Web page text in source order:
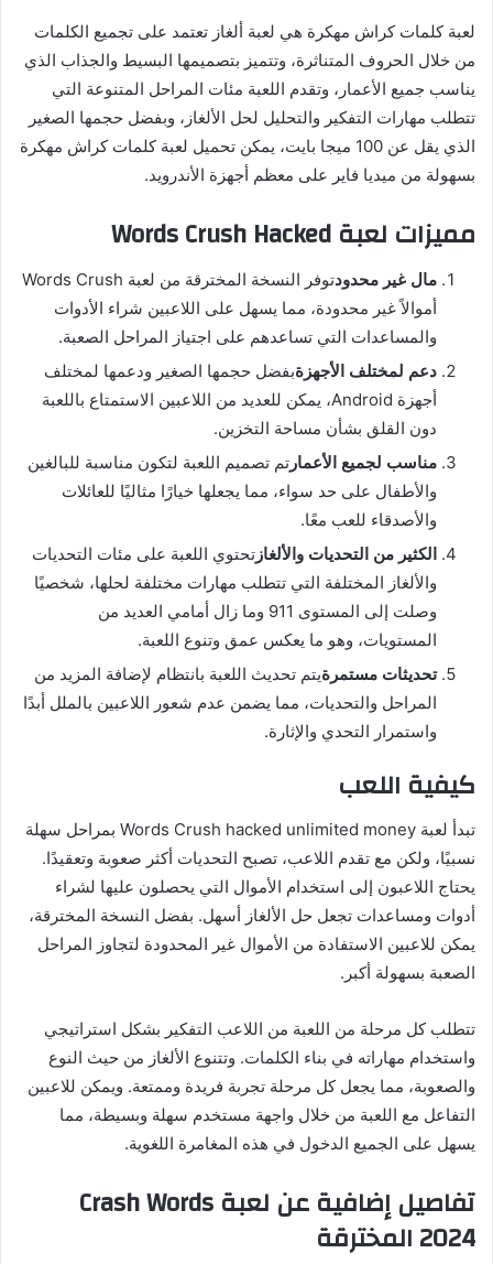
لعبة كلمات كراش مهكرة هي لعبة ألغاز تعتمد على تجميع الكلمات
من خلال الحروف المتناثرة، وتتميز بتصميمها البسيط والجذاب الذي
يناسب جميع الأعمار، وتقدم اللعبة مئات المراحل المتنوعة التي
تتطلب مهارات التفكير والتحليل لحل الألغاز، وبفضل حجمها الصغير
الذي يقل عن 100 ميجا بايت، يمكن تحميل لعبة كلمات كراش مهكرة
بسهولة من ميديا ​​فاير على معظم أجهزة الأندرويد.
مميزات لعبة Words Crush Hacked
مال غير محدود
توفر النسخة المخترقة من لعبة Words Crush
أموالاً غير محدودة، مما يسهل على اللاعبين شراء الأدوات
والمساعدات التي تساعدهم على اجتياز المراحل الصعبة.
دعم لمختلف الأجهزةبفضل حجمها الصغير ودعمها لمختلف
أجهزة Android، يمكن للعديد من اللاعبين الاستمتاع باللعبة
دون القلق بشأن مساحة التخزين.
مناسب لجميع الأعمار تم تصميم اللعبة لتكون مناسبة للبالغين
والأطفال على حد سواء، مما يجعلها خيارًا مثاليًا للعائلات
والأصدقاء للعب معًا.
الكثير من التحديات والألغاز تحتوي اللعبة على مئات التحديات
والألغاز المختلفة التي تتطلب مهارات مختلفة لحلها، شخصيًا
وصلت إلى المستوى 911 وما زال أمامي العديد من
المستويات، وهو ما يعكس عمق وتنوع اللعبة.
تحديثات مستمرةيتم تحديث اللعبة بانتظام لإضافة المزيد من
المراحل والتحديات، مما يضمن عدم شعور اللاعبين بالملل أبدًا
واستمرار التحدي والإثارة.
كيفية اللعب
تبدأ لعبة Words Crush hacked unlimited money بمراحل سهلة
نسبيًا، ولكن مع تقدم اللاعب، تصبح التحديات أكثر صعوبة وتعقيدًا.
يحتاج اللاعبون إلى استخدام الأموال التي يحصلون عليها لشراء
أدوات ومساعدات تجعل حل الألغاز أسهل. بفضل النسخة المخترقة،
يمكن للاعبين الاستفادة من الأموال غير المحدودة لتجاوز المراحل
الصعبة بسهولة أكبر.
تتطلب كل مرحلة من اللعبة من اللاعب التفكير بشكل استراتيجي
واستخدام مهاراته في بناء الكلمات. وتتنوع الألغاز من حيث النوع
والصعوبة، مما يجعل كل مرحلة تجربة فريدة وممتعة. ويمكن للاعبين
التفاعل مع اللعبة من خلال واجهة مستخدم سهلة وبسيطة، مما
يسهل على الجميع الدخول في هذه المغامرة اللغوية.
تفاصيل إضافية عن لعبة Crash Words
2024 المخترقة